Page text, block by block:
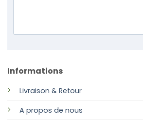
Informations
Livraison & Retour
A propos de nous